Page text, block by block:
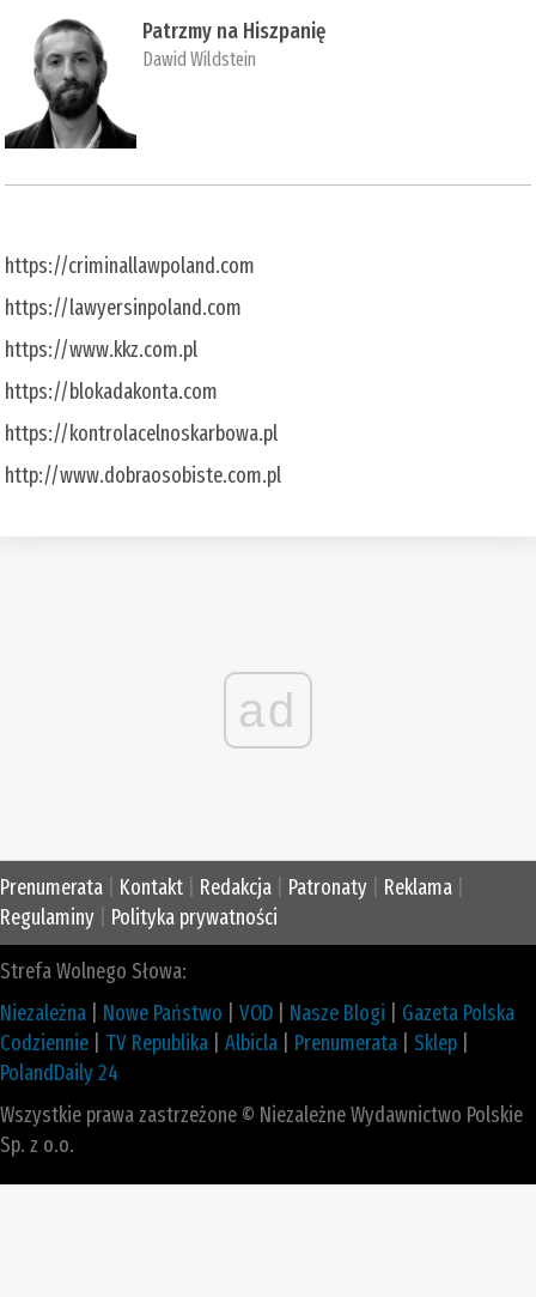
Patrzmy na Hiszpanię
Dawid Wildstein
https://criminallawpoland.com
https://lawyersinpoland.com
https://www.kkz.com.pl
https://blokadakonta.com
https://kontrolacelnoskarbowa.pl
http://www.dobraosobiste.com.pl
ad
Prenumerata Kontakt Redakcja Patronaty Reklama
Regulaminy
Polityka prywatności
Strefa Wolnego Słowa:
Niezależna
Nowe Państwo VOD Nasze Blogi
Gazeta Polska
Codziennie
TV Republika Albicla Prenumerata Sklep
PolandDaily 24
Wszystkie prawa zastrzeżone © Niezależne Wydawnictwo Polskie
Sp. z o.o.